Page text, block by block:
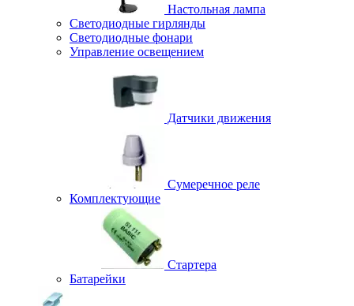
Настольная лампа
Светодиодные гирлянды
Светодиодные фонари
Управление освещением
Датчики движения
Сумеречное реле
Комплектующие
Стартера
Батарейки